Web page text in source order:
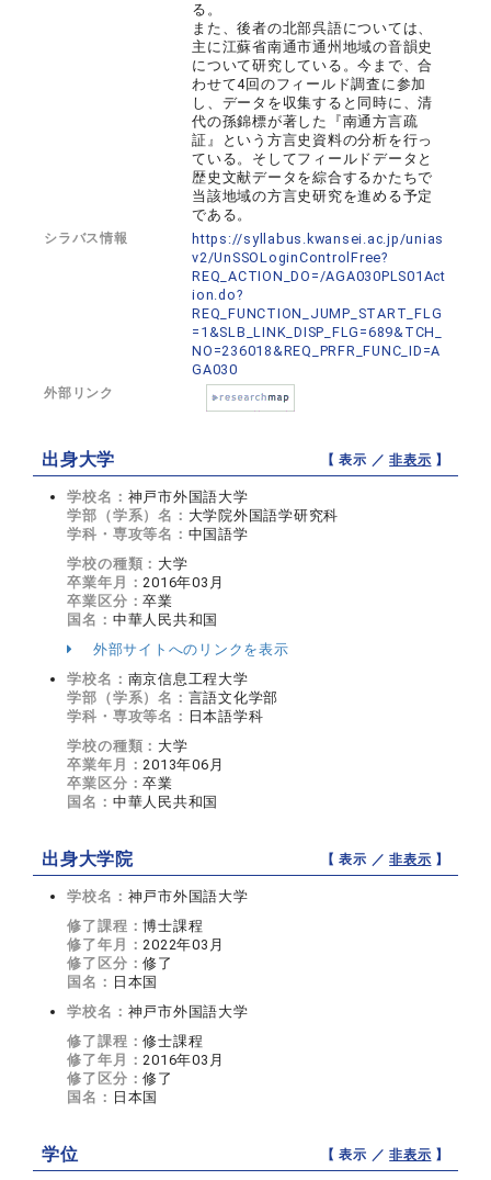
る。
また、後者の北部呉語については、
主に江蘇省南通市通州地域の音韻史
について研究している。今まで、合
わせて4回のフィールド調査に参加
し、データを収集すると同時に、清
代の孫錦標が著した『南通方言疏
証』という方言史資料の分析を行っ
ている。そしてフィールドデータと
歴史文献データを綜合するかたちで
当該地域の方言史研究を進める予定
である。
シラバス情報
https://syllabus.kwansei.ac.jp/unias
v2/UnSSOLoginControlFree?
REQ_ACTION_DO=/AGA030PLS01Act
ion.do?
REQ_FUNCTION_JUMP_START_FLG
=1&SLB_LINK_DISP_FLG=689&TCH_
NO=236018&REQ_PRFR_FUNC_ID=A
GA030
外部リンク
出身大学 【 表示 ／非表示 】
学校名： 神戸市外国語大学
学部（学系）名： 大学院外国語学研究科
学科・専攻等名： 中国語学
学校の種類： 大学
卒業年月：2016年03月
卒業区分：卒業
国名： 中華人民共和国
外部サイトへのリンクを表示
学校名： 南京信息工程大学
学部（学系）名： 言語文化学部
学科・専攻等名： 日本語学科
学校の種類： 大学
卒業年月：2013年06月
卒業区分：卒業
国名： 中華人民共和国
出身大学院 【 表示 ／非表示 】
学校名： 神戸市外国語大学
修了課程：博士課程
修了年月：2022年03月
修了区分：修了
国名： 日本国
学校名： 神戸市外国語大学
修了課程：修士課程
修了年月：2016年03月
修了区分：修了
国名： 日本国
学位 【 表示 ／非表示 】